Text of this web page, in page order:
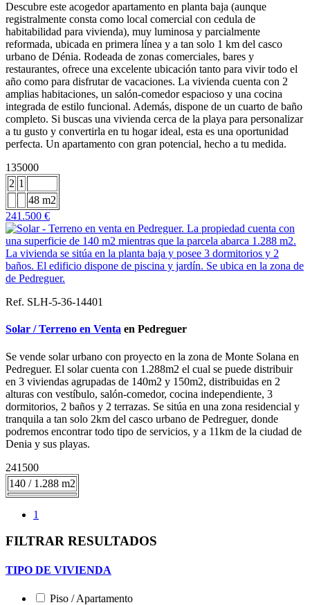
Descubre este acogedor apartamento en planta baja (aunque
registralmente consta como local comercial con cedula de
habitabilidad para vivienda), muy luminosa y parcialmente
reformada, ubicada en primera línea y a tan solo 1 km del casco
urbano de Dénia. Rodeada de zonas comerciales, bares y
restaurantes, ofrece una excelente ubicación tanto para vivir todo el
año como para disfrutar de vacaciones. La vivienda cuenta con 2
amplias habitaciones, un salón-comedor espacioso y una cocina
integrada de estilo funcional. Además, dispone de un cuarto de baño
completo. Si buscas una vivienda cerca de la playa para personalizar
a tu gusto y convertirla en tu hogar ideal, esta es una oportunidad
perfecta. Un apartamento con gran potencial, hecho a tu medida.
135000
2 1
48 m2
241.500 €
Ref. SLH-5-36-14401
Solar / Terreno en Venta en Pedreguer
Se vende solar urbano con proyecto en la zona de Monte Solana en
Pedreguer. El solar cuenta con 1.288m2 el cual se puede distribuir
en 3 viviendas agrupadas de 140m2 y 150m2, distribuidas en 2
alturas con vestíbulo, salón-comedor, cocina independiente, 3
dormitorios, 2 baños y 2 terrazas. Se sitúa en una zona residencial y
tranquila a tan solo 2km del casco urbano de Pedreguer, donde
podremos encontrar todo tipo de servicios, y a 11km de la ciudad de
Denia y sus playas.
241500
140 / 1.288 m2
1
FILTRAR RESULTADOS
TIPO DE VIVIENDA
Piso / Apartamento